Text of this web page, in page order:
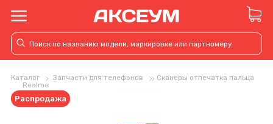
Каталог Запчасти для телефонов
Сканеры отпечатка пальца
Realme
Распродажа